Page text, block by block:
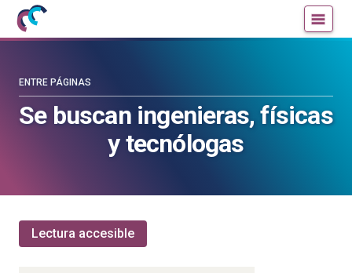
Mujeres
con
la
blog
la
Se buscan ingenieras, físicas
y tecnólogas
ENTRE PÁGINAS
Lectura accesible